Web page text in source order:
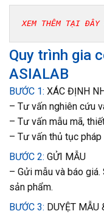
XEM THÊM TẠI ĐÂY
Quy trình gia
ASIALAB
BƯỚC 1: XÁC ĐỊNH
– Tư vấn nghiên cứu
– Tư vấn mẫu mã,
– Tư vấn thủ tục pháp
BƯỚC 2: GỬI MẪU
– Gửi mẫu và báo
sản phẩm.
BƯỚC 3: DUYỆT MẪU